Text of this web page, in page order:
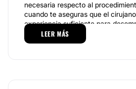
necesaria respecto al
cuando te aseguras que el
experiencia suficiente para
este caso, como recomendación la
Montecinos Latorre
LEER MÁS